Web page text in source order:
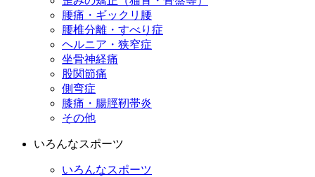
腰痛・ギックリ腰
腰椎分離・すべり症
ヘルニア・狭窄症
坐骨神経痛
股関節痛
側弯症
膝痛・腸脛靭帯炎
その他
いろんなスポーツ
いろんなスポーツ